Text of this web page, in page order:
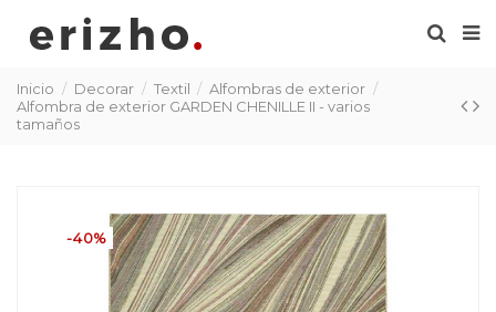
Inicio Decorar Textil
Alfombras de exterior
Alfombra de exterior GARDEN CHENILLE II - varios
tamaños
-40%